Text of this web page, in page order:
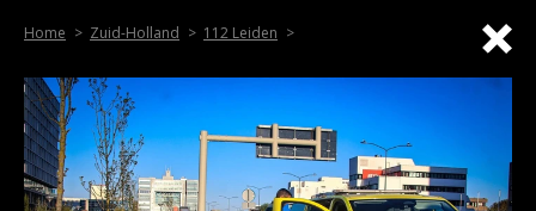
Home Zuid-Holland 112 Leiden